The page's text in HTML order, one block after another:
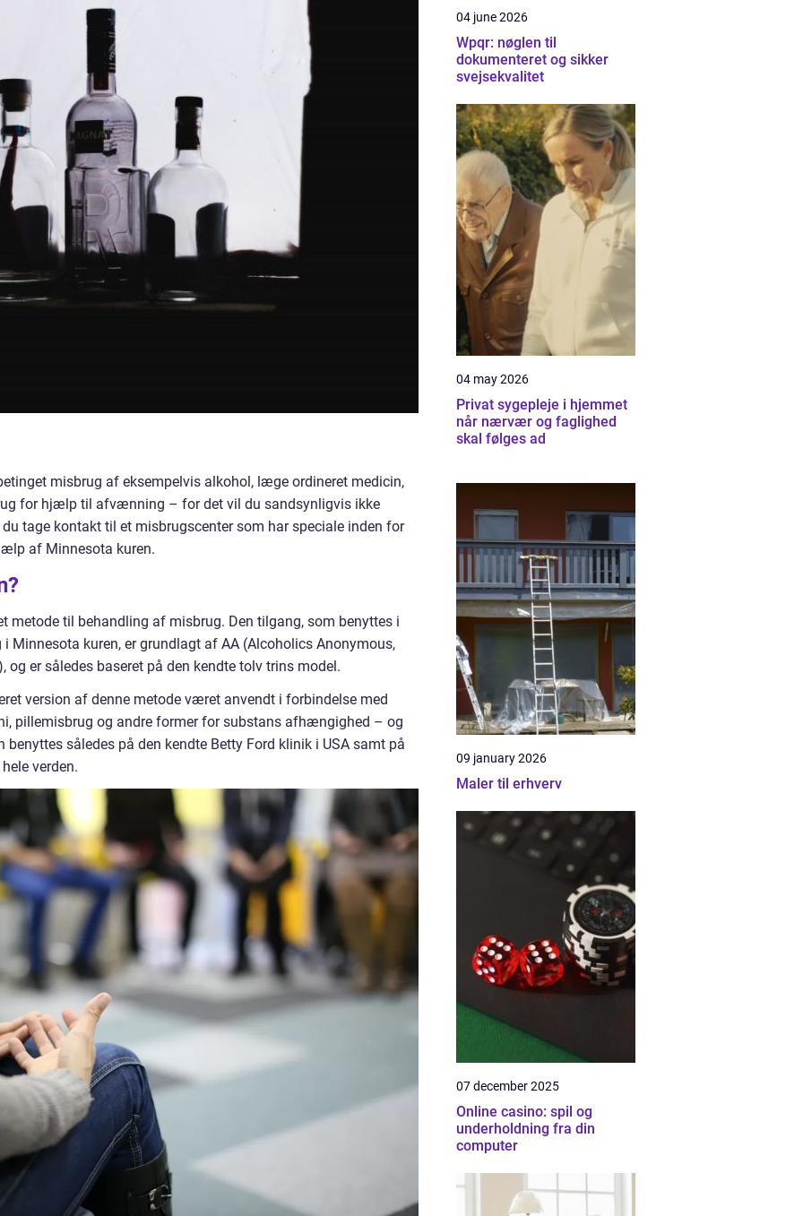
misbrug af eksempelvis alkohol, læge ordineret medicin,
for hjælp til afvænning – for det vil du sandsynligvis ikke
tage kontakt til et misbrugscenter som har speciale inden for
af Minnesota kuren.
metode til behandling af misbrug. Den tilgang, som benyttes i
Minnesota kuren, er grundlagt af AA (Alcoholics Anonymous,
og er således baseret på den kendte tolv trins model.
version af denne metode været anvendt i forbindelse med
pillemisbrug og andre former for substans afhængighed – og
således på den kendte Betty Ford klinik i USA samt på
verden.
04 june 2026
Wpqr: nøglen til
dokumenteret og sikker
svejsekvalitet
04 may 2026
Privat sygepleje i hjemmet
når nærvær og faglighed
skal følges ad
09 january 2026
Maler til erhverv
07 december 2025
Online casino: spil og
underholdning fra din
computer